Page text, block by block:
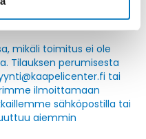
mikäli toimitus ei ole
Tilauksen perumisesta
tai
ilmoittamaan
sähköpostilla tai
aiemmin